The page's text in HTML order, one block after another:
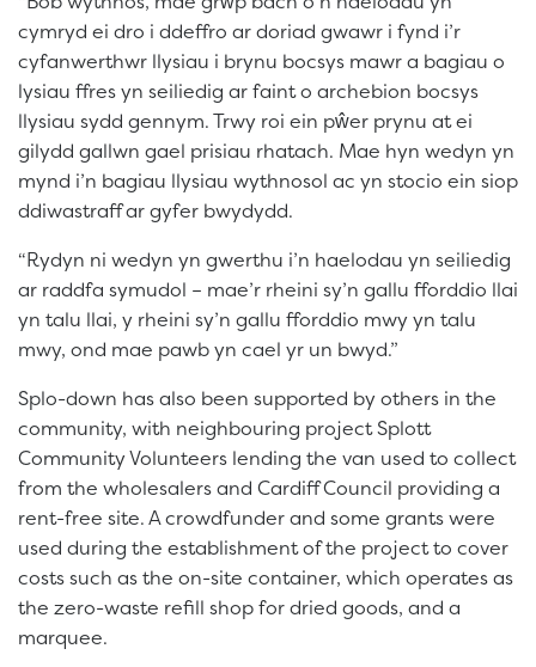
cymryd ei dro i ddeffro ar doriad gwawr i fynd i’r
cyfanwerthwr llysiau i brynu bocsys mawr a bagiau o
lysiau ffres yn seiliedig ar faint o archebion bocsys
llysiau sydd gennym. Trwy roi ein pŵer prynu at ei
gilydd gallwn gael prisiau rhatach. Mae hyn wedyn yn
mynd i’n bagiau llysiau wythnosol ac yn stocio ein siop
ddiwastraff ar gyfer bwydydd.
“Rydyn ni wedyn yn gwerthu i’n haelodau yn seiliedig
ar raddfa symudol – mae’r rheini sy’n gallu fforddio llai
yn talu llai, y rheini sy’n gallu fforddio mwy yn talu
mwy, ond mae pawb yn cael yr un bwyd.”
Splo-down has also been supported by others in the
community, with neighbouring project Splott
Community Volunteers lending the van used to collect
from the wholesalers and Cardiff Council providing a
rent-free site. A crowdfunder and some grants were
used during the establishment of the project to cover
costs such as the on-site container, which operates as
the zero-waste refill shop for dried goods, and a
marquee.